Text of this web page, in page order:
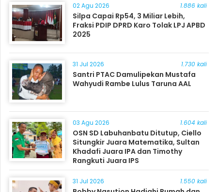
02 Agu 2026 1.886 kali
Silpa Capai Rp54, 3 Miliar Lebih,
Fraksi PDIP DPRD Karo Tolak LPJ APBD
2025
31 Jul 2026 1.730 kali
Santri PTAC Damulipekan Mustafa
Wahyudi Rambe Lulus Taruna AAL
03 Agu 2026 1.604 kali
OSN SD Labuhanbatu Ditutup, Ciello
Situngkir Juara Matematika, Sultan
Khadafi Juara IPA dan Timothy
Rangkuti Juara IPS
31 Jul 2026 1.550 kali